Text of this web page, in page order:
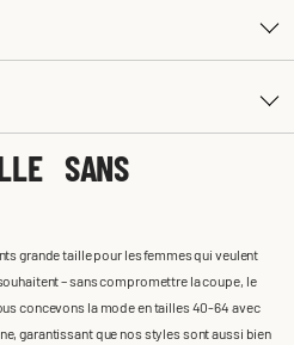
SANS
grande taille pour les femmes qui veulent
– sans compromettre la coupe, le
concevons la mode en tailles 40-64 avec
garantissant que nos styles sont aussi bien